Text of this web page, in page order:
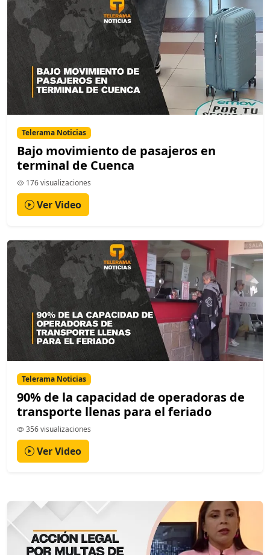
Telerama Noticias
Bajo movimiento de pasajeros en
terminal de Cuenca
176 visualizaciones
Ver Video
Telerama Noticias
90% de la capacidad de operadoras de
transporte llenas para el feriado
356 visualizaciones
Ver Video